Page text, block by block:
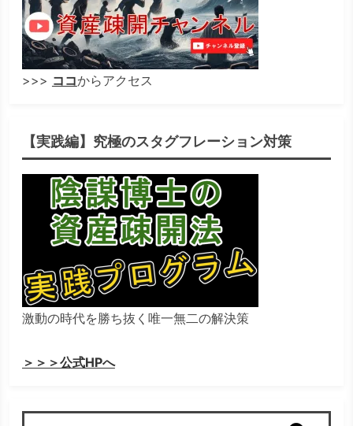
>>> ココからアクセス
【実践編】究極のスタグフレーション対策
激動の時代を勝ち抜く唯一無二の解決策
＞＞＞公式HPへ